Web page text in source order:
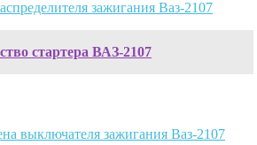
зажигания Ваз-2107
стартера ВАЗ-2107